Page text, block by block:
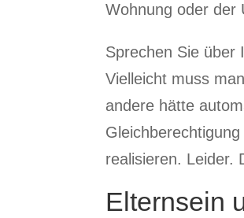
Wohnung oder der
Sprechen Sie über
Vielleicht muss
andere hätte
realisieren. Leider.
Elternsein